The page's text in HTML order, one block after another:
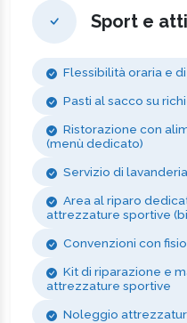
Sport e
Flessibilità oraria e
Pasti al sacco su
Ristorazione con
(menù dedicato)
Servizio di lavanderia
Area al riparo
attrezzature sportive
Convenzioni con
Kit di riparazione e
attrezzature sportive
Noleggio